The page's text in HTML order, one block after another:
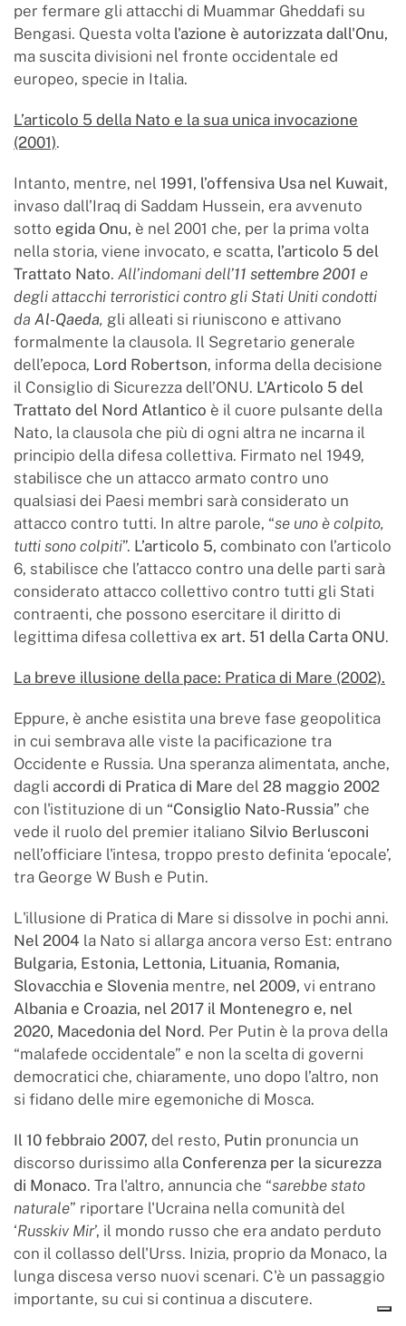
per fermare gli attacchi di Muammar Gheddafi su
Bengasi. Questa volta l'azione è autorizzata dall'Onu,
ma suscita divisioni nel fronte occidentale ed
europeo, specie in Italia.
L’articolo 5 della Nato e la sua unica invocazione
(2001).
Intanto, mentre, nel 1991, l’offensiva Usa nel Kuwait,
invaso dall’Iraq di Saddam Hussein, era avvenuto
sotto egida Onu, è nel 2001 che, per la prima volta
nella storia, viene invocato, e scatta, l’articolo 5 del
Trattato Nato. All’indomani dell’11 settembre 2001 e
degli attacchi terroristici contro gli Stati Uniti condotti
da Al-Qaeda, gli alleati si riuniscono e attivano
formalmente la clausola. Il Segretario generale
dell’epoca, Lord Robertson, informa della decisione
il Consiglio di Sicurezza dell’ONU. L’Articolo 5 del
Trattato del Nord Atlantico è il cuore pulsante della
Nato, la clausola che più di ogni altra ne incarna il
principio della difesa collettiva. Firmato nel 1949,
stabilisce che un attacco armato contro uno
qualsiasi dei Paesi membri sarà considerato un
attacco contro tutti. In altre parole, “se uno è colpito,
tutti sono colpiti”. L’articolo 5, combinato con l’articolo
6, stabilisce che l’attacco contro una delle parti sarà
considerato attacco collettivo contro tutti gli Stati
contraenti, che possono esercitare il diritto di
legittima difesa collettiva ex art. 51 della Carta ONU.
La breve illusione della pace: Pratica di Mare (2002).
Eppure, è anche esistita una breve fase geopolitica
in cui sembrava alle viste la pacificazione tra
Occidente e Russia. Una speranza alimentata, anche,
dagli accordi di Pratica di Mare del 28 maggio 2002
con l'istituzione di un “Consiglio Nato-Russia” che
vede il ruolo del premier italiano Silvio Berlusconi
nell’officiare l'intesa, troppo presto definita ‘epocale’,
tra George W Bush e Putin.
L'illusione di Pratica di Mare si dissolve in pochi anni.
Nel 2004 la Nato si allarga ancora verso Est: entrano
Bulgaria, Estonia, Lettonia, Lituania, Romania,
Slovacchia e Slovenia mentre, nel 2009, vi entrano
Albania e Croazia, nel 2017 il Montenegro e, nel
2020, Macedonia del Nord. Per Putin è la prova della
“malafede occidentale” e non la scelta di governi
democratici che, chiaramente, uno dopo l’altro, non
si fidano delle mire egemoniche di Mosca.
Il 10 febbraio 2007, del resto, Putin pronuncia un
discorso durissimo alla Conferenza per la sicurezza
di Monaco. Tra l'altro, annuncia che “sarebbe stato
naturale” riportare l'Ucraina nella comunità del
‘Russkiv Mir’, il mondo russo che era andato perduto
con il collasso dell'Urss. Inizia, proprio da Monaco, la
lunga discesa verso nuovi scenari. C'è un passaggio
importante, su cui si continua a discutere.